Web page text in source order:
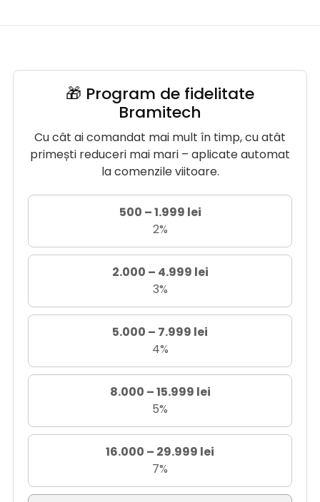
🎁 Program de fidelitate
Bramitech
Cu cât ai comandat mai mult în timp, cu atât
primești reduceri mai mari – aplicate automat
la comenzile viitoare.
500 – 1.999 lei
2%
2.000 – 4.999 lei
3%
5.000 – 7.999 lei
4%
8.000 – 15.999 lei
5%
16.000 – 29.999 lei
7%